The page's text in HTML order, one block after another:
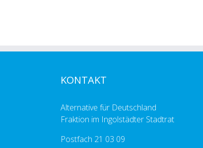
KONTAKT
Alternative für Deutschland
Fraktion im Ingolstädter Stadtrat
Postfach 21 03 09